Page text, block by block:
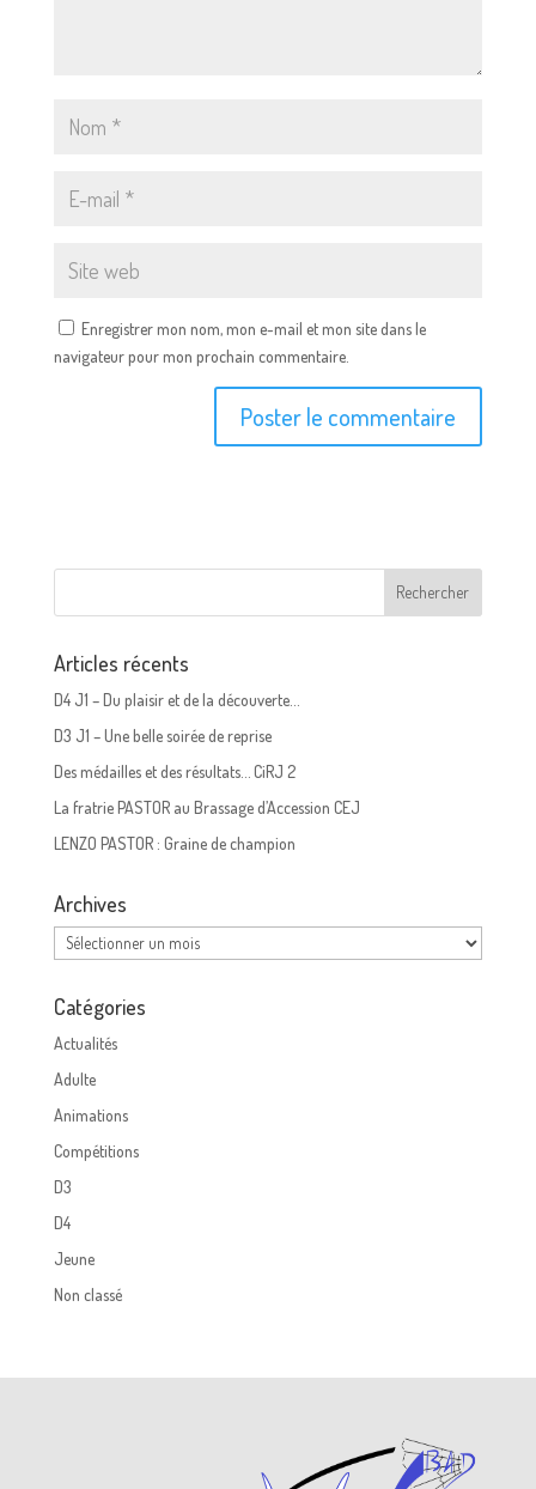
Enregistrer mon nom, mon e-mail et mon site dans le
navigateur pour mon prochain commentaire.
Articles récents
D4 J1 – Du plaisir et de la découverte…
D3 J1 – Une belle soirée de reprise
Des médailles et des résultats… CiRJ 2
La fratrie PASTOR au Brassage d’Accession CEJ
LENZO PASTOR : Graine de champion
Archives
Archives
Catégories
Actualités
Adulte
Animations
Compétitions
D3
D4
Jeune
Non classé